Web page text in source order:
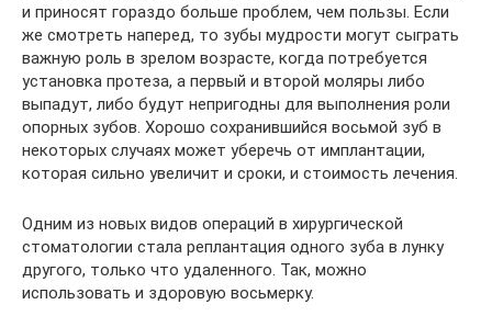
и приносят гораздо больше проблем, чем пользы. Если
же смотреть наперед, то зубы мудрости могут сыграть
важную роль в зрелом возрасте, когда потребуется
установка протеза, а первый и второй моляры либо
выпадут, либо будут непригодны для выполнения роли
опорных зубов. Хорошо сохранившийся восьмой зуб в
некоторых случаях может уберечь от имплантации,
которая сильно увеличит и сроки, и стоимость лечения.
Одним из новых видов операций в хирургической
стоматологии стала реплантация одного зуба в лунку
другого, только что удаленного. Так, можно
использовать и здоровую восьмерку.